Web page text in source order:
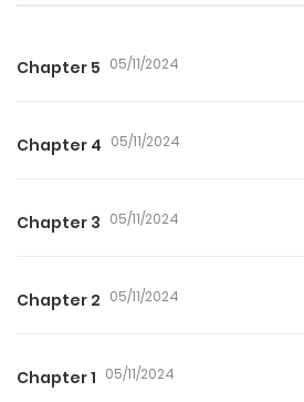
Chapter 5 05/11/2024
Chapter 4 05/11/2024
Chapter 3 05/11/2024
Chapter 2 05/11/2024
Chapter 1 05/11/2024